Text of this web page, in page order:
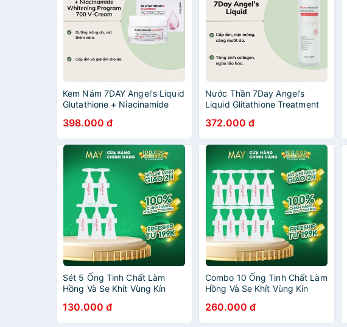
Kem Nám 7DAY Angel's Liquid
Glutathione + Niacinamide
Cream
398.000 đ
Nước Thần 7Day Angel’s
Liquid Glitathione Treatment
372.000 đ
Sét 5 Ống Tinh Chất Làm
Hồng Và Se Khít Vùng Kín
Niacinamide Inner Pure Gel
(2ml x 5)
130.000 đ
Combo 10 Ống Tinh Chất Làm
Hồng Và Se Khít Vùng Kín
Niacinamide Inner Pure Gel
(2ml x 10)
260.000 đ